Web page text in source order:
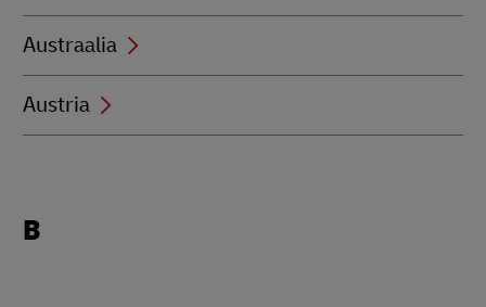
Austraalia
Austria
beginning
B